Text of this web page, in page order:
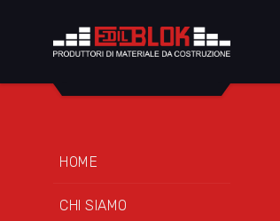
HOME
CHI SIAMO